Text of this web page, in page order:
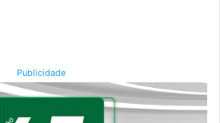
Publicidade